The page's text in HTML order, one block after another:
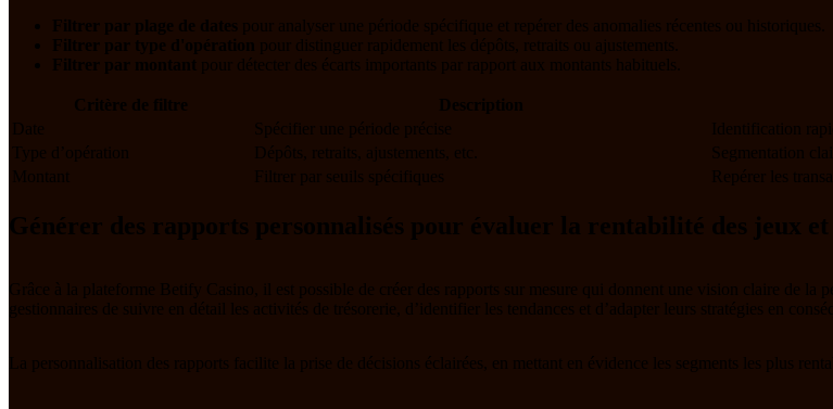
Filtrer par plage de dates pour analyser une période spécifique et repérer des anomalies récentes ou historiques.
Filtrer par type d'opération
pour distinguer rapidement les dépôts, retraits ou ajustements.
Filtrer par montant
pour détecter des écarts importants par rapport aux montants habituels.
Critère de filtre Description
Date
Spécifier une période précise
Identification
Type d’opération
Dépôts, retraits, ajustements, etc.
Segmentation
Montant
Filtrer par seuils spécifiques Repérer les
Générer des rapports personnalisés pour évaluer la rentabilité des jeux
Grâce à la plateforme Betify Casino, il est possible de créer des rapports sur mesure qui donnent une vision claire de la
gestionnaires de suivre en détail les activités de trésorerie, d’identifier les tendances et d’adapter leurs stratégies en
La personnalisation des rapports facilite la prise de décisions éclairées, en mettant en évidence les segments les plus